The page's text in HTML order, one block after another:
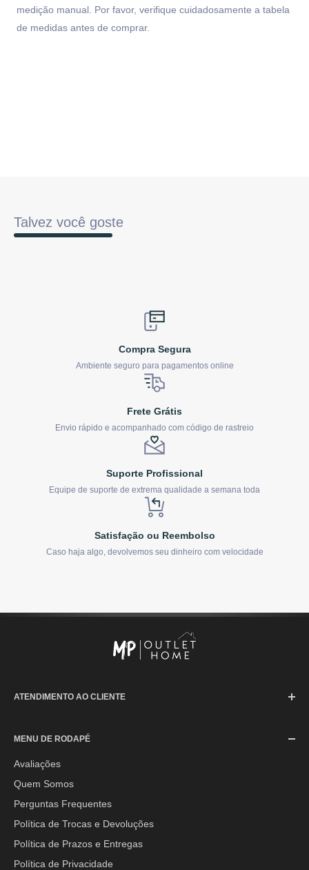
medição manual. Por favor, verifique cuidadosamente a tabela
de medidas antes de comprar.
Talvez você goste
Compra Segura
Ambiente seguro para pagamentos online
Frete Grátis
Envio rápido e acompanhado com código de rastreio
Suporte Profissional
Equipe de suporte de extrema qualidade a semana toda
Satisfação ou Reembolso
Caso haja algo, devolvemos seu dinheiro com velocidade
ATENDIMENTO AO CLIENTE
Segunda à Sexta-feira: 08h às 17h30min
Sábado: 08h às 12h
WhatsApp:
(44) 9 8856-3798
MENU DE RODAPÉ
Avaliações
Quem Somos
Perguntas Frequentes
Política de Trocas e Devoluções
Política de Prazos e Entregas
Política de Privacidade